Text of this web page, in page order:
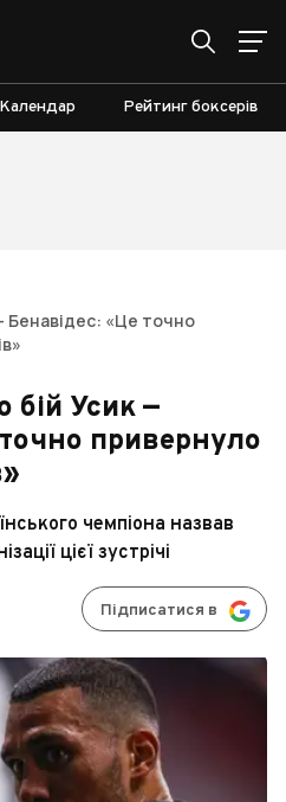
Рейтинг боксерів
Бенавідес: «Це точно
бій Усик —
привернуло
чемпіона назвав
цієї зустрічі
Підписатися в